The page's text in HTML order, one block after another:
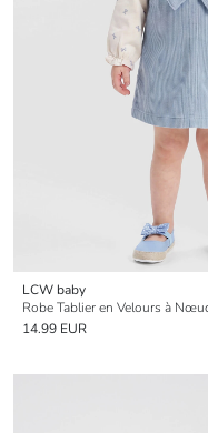
LCW baby
Robe Tablier en Velours à
14.99 EUR